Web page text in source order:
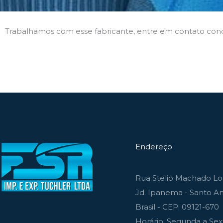
Trabalhamos com esse fabricante, entre em contato
Endereço
Rua Stelio Machado
Jd. Ipanema - Santo
Brasil - CEP: 09121-670